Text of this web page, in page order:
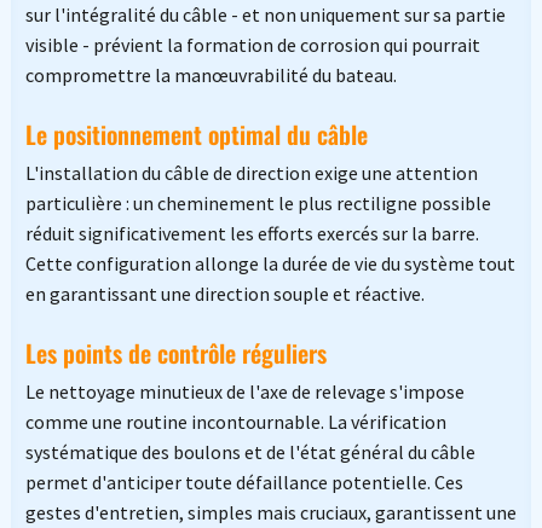
sur l'intégralité du câble - et non uniquement sur sa partie
visible - prévient la formation de corrosion qui pourrait
compromettre la manœuvrabilité du bateau.
Le positionnement optimal du câble
L'installation du câble de direction exige une attention
particulière : un cheminement le plus rectiligne possible
réduit significativement les efforts exercés sur la barre.
Cette configuration allonge la durée de vie du système tout
en garantissant une direction souple et réactive.
Les points de contrôle réguliers
Le nettoyage minutieux de l'axe de relevage s'impose
comme une routine incontournable. La vérification
systématique des boulons et de l'état général du câble
permet d'anticiper toute défaillance potentielle. Ces
gestes d'entretien, simples mais cruciaux, garantissent une